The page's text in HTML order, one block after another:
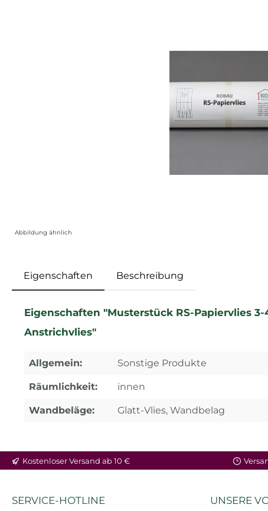
Abbildung ähnlich
Eigenschaften Beschreibung
Eigenschaften "Musterstück RS-Papiervlies
Anstrichvlies"
Allgemein: Sonstige Produkte
Räumlichkeit: innen
Wandbeläge: Glatt-Vlies, Wandbelag
Kostenloser Versand ab 10 €
SERVICE-HOTLINE UNSERE